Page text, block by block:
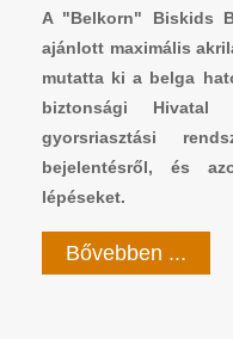
A "Belkorn" Biskids
ajánlott maximális
mutatta ki a belga
biztonsági
gyorsriasztási
bejelentésről, és
lépéseket.
Bővebben ...